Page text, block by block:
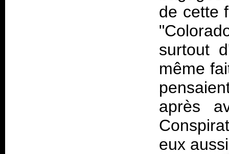
de cette
surtout
même
après
eux